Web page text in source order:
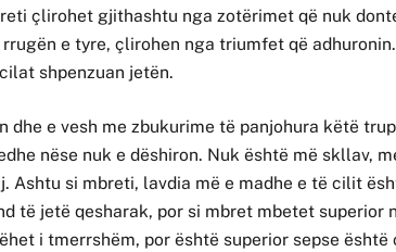
çlirohet gjithashtu nga zotërimet që nuk
e tyre, çlirohen nga triumfet që
shpenzuan jetën.
dhe e vesh me zbukurime të panjohura këtë
nëse nuk e dëshiron. Nuk është më skllav,
Ashtu si mbreti, lavdia më e madhe e të cilit
të jetë qesharak, por si mbret mbetet superior
i tmerrshëm, por është superior sepse është